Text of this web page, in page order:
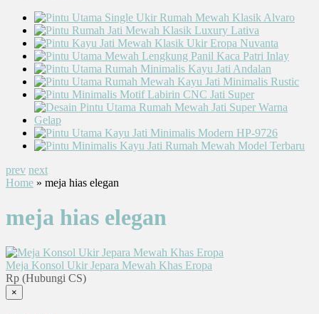
prev next
Home » meja hias elegan
meja hias elegan
Meja Konsol Ukir Jepara Mewah Khas Eropa
Rp (Hubungi CS)
×